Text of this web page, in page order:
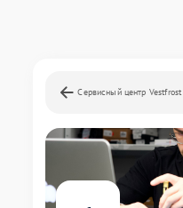
Сервисный центр Vestfrost